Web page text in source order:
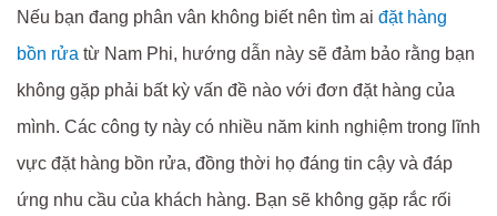
Nếu bạn đang phân vân không biết nên tìm ai đặt hàng
bồn rửa từ Nam Phi, hướng dẫn này sẽ đảm bảo rằng bạn
không gặp phải bất kỳ vấn đề nào với đơn đặt hàng của
mình. Các công ty này có nhiều năm kinh nghiệm trong lĩnh
vực đặt hàng bồn rửa, đồng thời họ đáng tin cậy và đáp
ứng nhu cầu của khách hàng. Bạn sẽ không gặp rắc rối